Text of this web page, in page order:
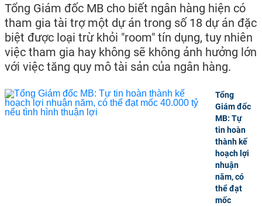
Tổng Giám đốc MB cho biết ngân hàng hiện có
tham gia tài trợ một dự án trong số 18 dự án đặc
biệt được loại trừ khỏi "room" tín dụng, tuy nhiên
việc tham gia hay không sẽ không ảnh hưởng lớn
với việc tăng quy mô tài sản của ngân hàng.
Tổng
Giám đốc
MB: Tự
tin hoàn
thành kế
hoạch lợi
nhuận
năm, có
thể đạt
mốc